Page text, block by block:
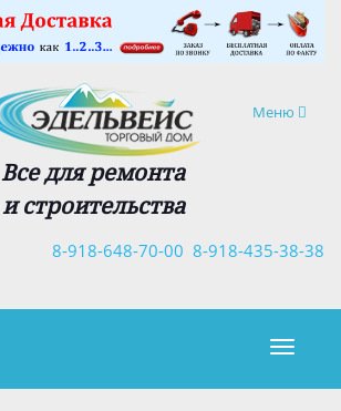
Навигация
Меню
Все для ремонта
и строительства
8-918-435-38-38
8-918-648-70-00
×